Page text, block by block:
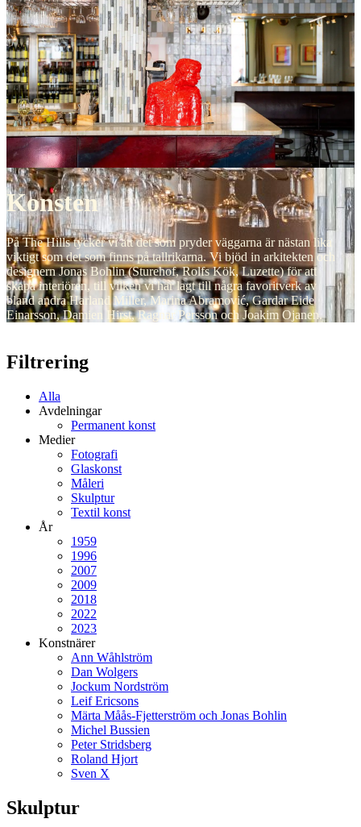
Konsten
På The Hills tycker vi att det som pryder väggarna är nästan lika
viktigt som det som finns på tallrikarna. Vi bjöd in arkitekten och
designern Jonas Bohlin (Sturehof, Rolfs Kök, Luzette) för att
skapa interiören, till vilken vi har lagt till några favoritverk av
bland andra Harland Miller, Marina Abramović, Gardar Eide
Einarsson, Damien Hirst, Ragnar Persson och Joakim Ojanen.
Filtrering
Alla
Avdelningar
Permanent konst
Medier
Fotografi
Glaskonst
Måleri
Skulptur
Textil konst
År
1959
1996
2007
2009
2018
2022
2023
Konstnärer
Ann Wåhlström
Dan Wolgers
Jockum Nordström
Leif Ericsons
Märta Måås-Fjetterström och Jonas Bohlin
Michel Bussien
Peter Stridsberg
Roland Hjort
Sven X
Skulptur